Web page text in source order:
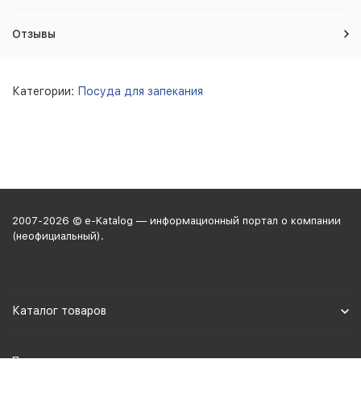
Отзывы
Категории: Посуда для запекания
2007-2026 © e-Katalog — информационный портал о компании
(неофициальный).
Каталог товаров
Политика персональных данных